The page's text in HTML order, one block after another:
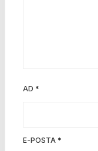
AD *
E-POSTA *